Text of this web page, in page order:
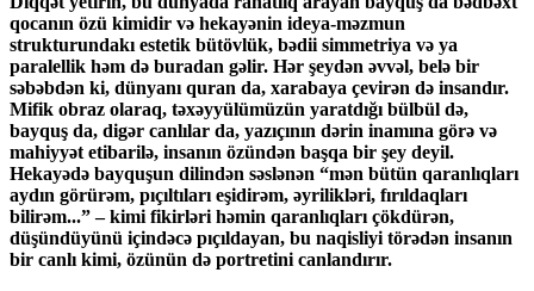
qocanın özü kimidir və hekayənin ideya-məzmun
strukturundakı estetik bütövlük, bədii simmetriya və ya
paralellik həm də buradan gəlir. Hər şeydən əvvəl, belə bir
səbəbdən ki, dünyanı quran da, xarabaya çevirən də insandır.
Mifik obraz olaraq, təxəyyülümüzün yaratdığı bülbül də,
bayquş da, digər canlılar da, yazıçının dərin inamına görə və
mahiyyət etibarilə, insanın özündən başqa bir şey deyil.
Hekayədə bayquşun dilindən səslənən “mən bütün qaranlıqları
aydın görürəm, pıçıltıları eşidirəm, əyrilikləri, fırıldaqları
bilirəm...” – kimi fikirləri həmin qaranlıqları çökdürən,
düşündüyünü içindəcə pıçıldayan, bu naqisliyi törədən insanın
bir canlı kimi, özünün də portretini canlandırır.